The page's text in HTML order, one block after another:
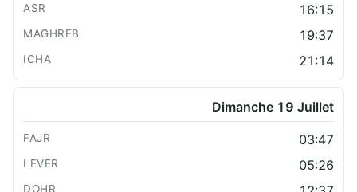
16:15
19:37
21:14
Dimanche 19 Juillet
03:47
05:26